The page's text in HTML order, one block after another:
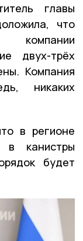
главы
что
компании
двух-трёх
Компания
никаких
в регионе
в канистры
будет